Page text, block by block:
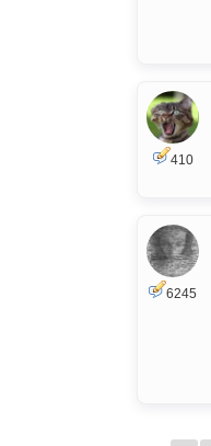
410
6245